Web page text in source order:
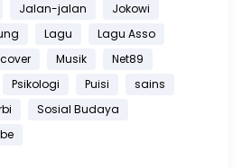
Jalan-jalan
Jokowi
Lagu
Lagu Asso
Musik
Net89
Psikologi Puisi
sains
Sosial Budaya